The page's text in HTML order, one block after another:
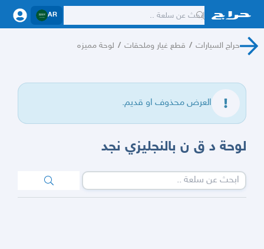
AR
حراج السيارات / قطع غيار وملحقات / لوحة مميزه
العرض محذوف او قديم.
لوحة د ق ن بالنجليزي نجد